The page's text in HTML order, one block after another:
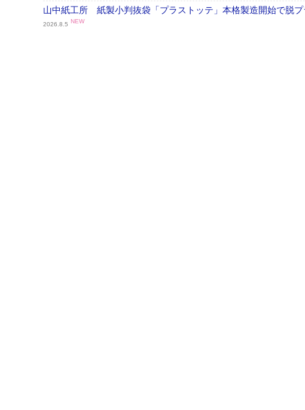
山中紙工所 紙製小判抜袋「プラストッテ」本格製造開始で脱
2026.8.5 NEW